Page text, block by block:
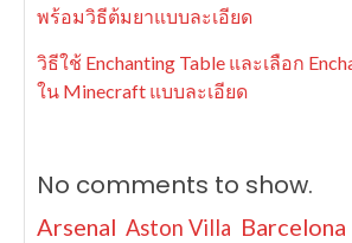
พร้อมวิธีต้มยาแบบละเอียด
วิธีใช้ Enchanting Table และเลือก
ใน Minecraft แบบละเอียด
No comments to show.
Arsenal Aston Villa Barcelona